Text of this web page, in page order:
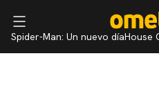
Spider-Man: Un nuevo díaHouse